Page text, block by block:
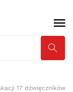
17 dżwięczników